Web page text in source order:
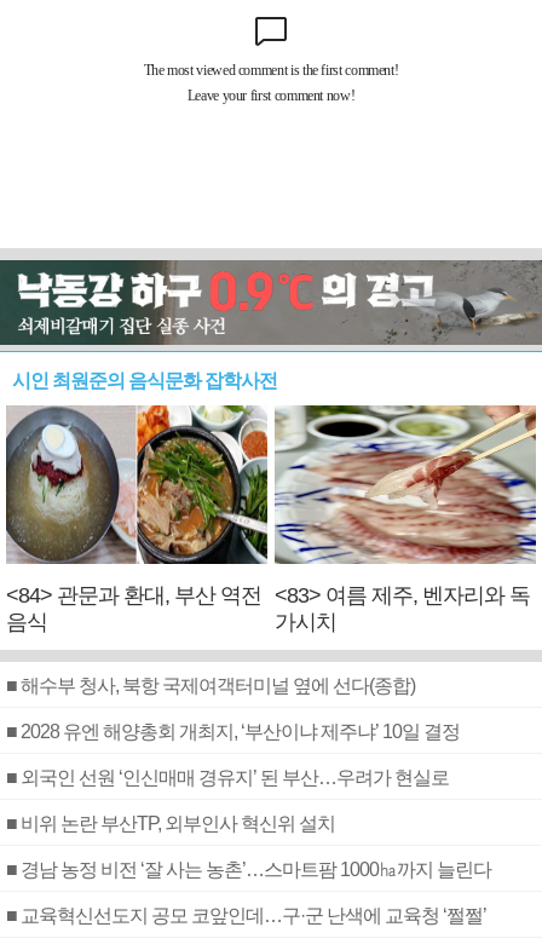
시인 최원준의 음식문화 잡학사전
<84> 관문과 환대, 부산 역전
음식
<83> 여름 제주, 벤자리와 독
가시치
■ 해수부 청사, 북항 국제여객터미널 옆에 선다(종합)
■ 2028 유엔 해양총회 개최지, ‘부산이냐 제주냐’ 10일 결정
■ 외국인 선원 ‘인신매매 경유지’ 된 부산…우려가 현실로
■ 비위 논란 부산TP, 외부인사 혁신위 설치
■ 경남 농정 비전 ‘잘 사는 농촌’…스마트팜 1000㏊까지 늘린다
■ 교육혁신선도지 공모 코앞인데…구·군 난색에 교육청 ‘쩔쩔’